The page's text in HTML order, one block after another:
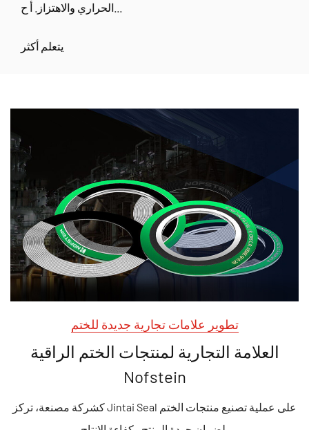
الحراري والاهتزاز. أ ح...
يتعلم أكثر
تطوير علامات تجارية جديدة للختم
العلامة التجارية لمنتجات الختم الراقية
Nofstein
كشركة مصنعة، تركز Jintai Seal على عملية تصنيع منتجات الختم